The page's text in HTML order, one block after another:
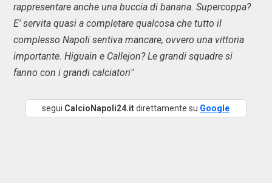
rappresentare anche una buccia di banana. Supercoppa?
E' servita quasi a completare qualcosa che tutto il
complesso Napoli sentiva mancare, ovvero una vittoria
importante. Higuain e Callejon? Le grandi squadre si
fanno con i grandi calciatori"
segui CalcioNapoli24.itdirettamente su Google